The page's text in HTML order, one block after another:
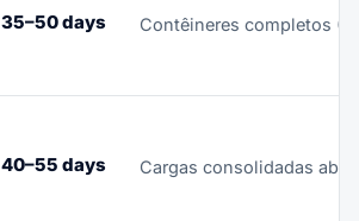
35–50 days Contêineres completos
40–55 days Cargas consolidadas